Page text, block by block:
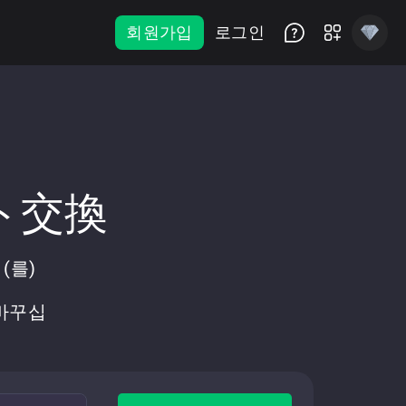
회원가입 로그인
交換
를)
꾸십